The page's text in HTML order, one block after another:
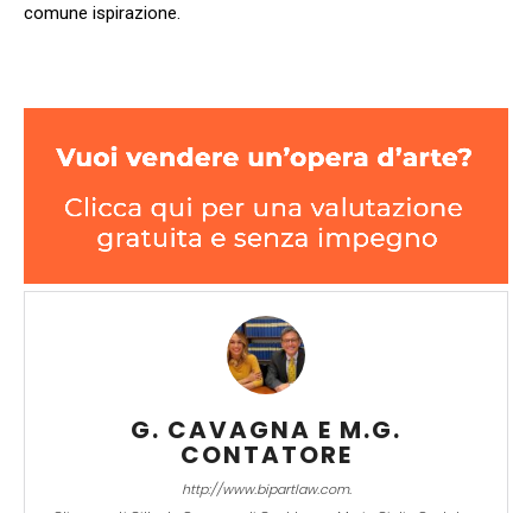
comune ispirazione.
G. CAVAGNA E M.G.
CONTATORE
http://www.bipartlaw.com.